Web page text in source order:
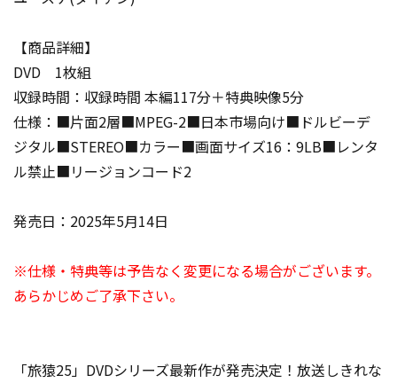
【商品詳細】
DVD 1枚組
収録時間：収録時間 本編117分＋特典映像5分
仕様：■片面2層■MPEG-2■日本市場向け■ドルビーデ
ジタル■STEREO■カラー■画面サイズ16：9LB■レンタ
ル禁止■リージョンコード2
発売日：2025年5月14日
※仕様・特典等は予告なく変更になる場合がございます。
あらかじめご了承下さい。
「旅猿25」DVDシリーズ最新作が発売決定！放送しきれな